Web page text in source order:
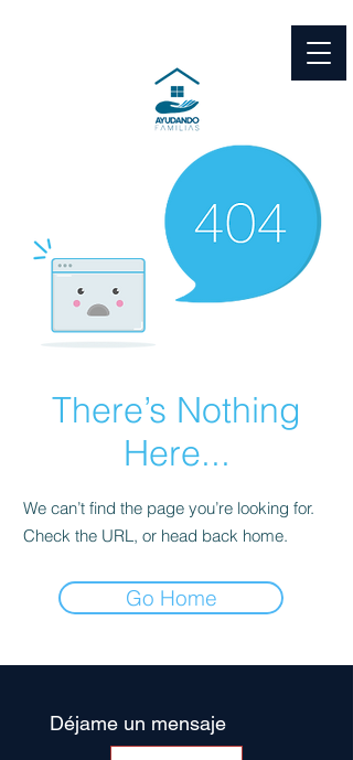
There’s Nothing
Here...
We can’t find the page you’re looking for.
Check the URL, or head back home.
Go Home
Déjame un mensaje